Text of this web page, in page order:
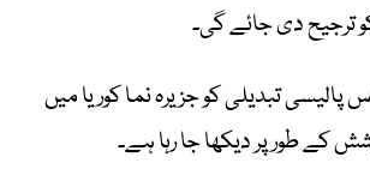
ترجیح دی جائے گی۔
پالیسی تبدیلی کو جزیرہ نما کوریا میں
کے طور پر دیکھا جا رہا ہے۔